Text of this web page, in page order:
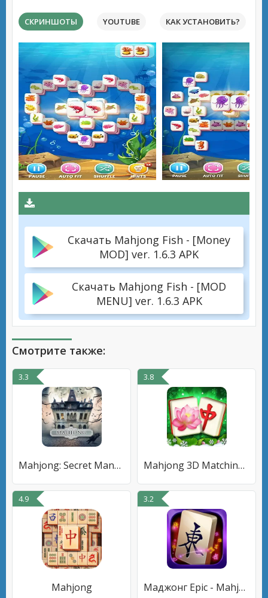
СКРИНШОТЫ YOUTUBE КАК УСТАНОВИТЬ?
Скачать Mahjong Fish - [Money
MOD] ver. 1.6.3 APK
Скачать Mahjong Fish - [MOD
MENU] ver. 1.6.3 APK
Смотрите также:
3.3
Mahjong: Secret Mansion
3.8
Mahjong 3D Matching Puzzle
4.9
Mahjong
3.2
Маджонг Epic - Mahjong